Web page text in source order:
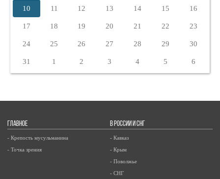
10 11 12 13 14 15 16
17 18 19 20 21 22 23
24 25 26 27 28 29 30
31 1 2 3 4 5 6
ГЛАВНОЕ
- Крепость мусульманина
- Точка зрения
В РОССИИ И СНГ
- Кавказ
- Крым
- Поволжье
- СНГ